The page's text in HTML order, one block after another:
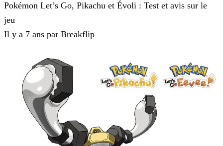
Pokémon Let’s Go, Pikachu et Évoli : Test et avis sur le
jeu
Il y a 7 ans par Breakflip